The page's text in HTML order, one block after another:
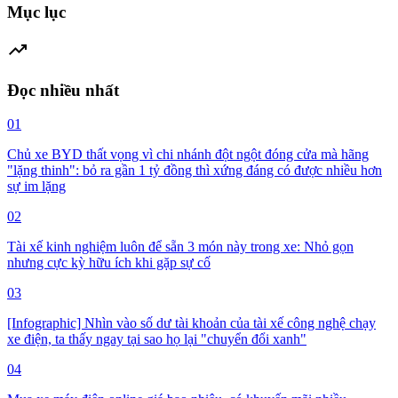
Mục lục
trending_up
Đọc nhiều nhất
01
Chủ xe BYD thất vọng vì chi nhánh đột ngột đóng cửa mà hãng
"lặng thinh": bỏ ra gần 1 tỷ đồng thì xứng đáng có được nhiều hơn
sự im lặng
02
Tài xế kinh nghiệm luôn để sẵn 3 món này trong xe: Nhỏ gọn
nhưng cực kỳ hữu ích khi gặp sự cố
03
[Infographic] Nhìn vào số dư tài khoản của tài xế công nghệ chạy
xe điện, ta thấy ngay tại sao họ lại "chuyển đổi xanh"
04